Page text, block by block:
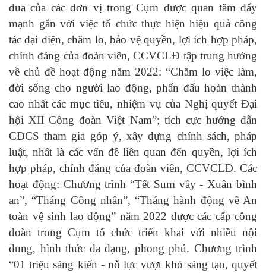
đua của các đơn vị trong Cụm được quan tâm đẩy
mạnh gắn với việc tổ chức thực hiện hiệu quả công
tác đại diện, chăm lo, bảo vệ quyền, lợi ích hợp pháp,
chính đáng của đoàn viên, CCVCLĐ tập trung hướng
về chủ đề hoạt động năm 2022: “Chăm lo việc làm,
đời sống cho người lao động, phấn đấu hoàn thành
cao nhất các mục tiêu, nhiệm vụ của Nghị quyết Đại
hội XII Công đoàn Việt Nam”; tích cực hướng dẫn
CĐCS tham gia góp ý, xây dựng chính sách, pháp
luật, nhất là các vấn đề liên quan đến quyền, lợi ích
hợp pháp, chính đáng của đoàn viên, CCVCLĐ. Các
hoạt động: Chương trình “Tết Sum vầy - Xuân bình
an”, “Tháng Công nhân”, “Tháng hành động về An
toàn vệ sinh lao động” năm 2022 được các cấp công
đoàn trong Cụm tổ chức triển khai với nhiều nội
dung, hình thức đa dạng, phong phú. Chương trình
“01 triệu sáng kiến - nỗ lực vượt khó sáng tạo, quyết